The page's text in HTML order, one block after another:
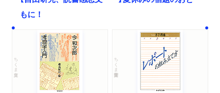
もに！
ちくま文庫 ちくま学芸文庫